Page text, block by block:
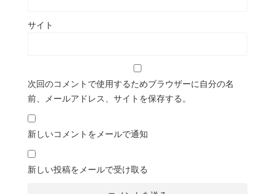
サイト
次回のコメントで使用するためブラウザーに自分の名
前、メールアドレス、サイトを保存する。
新しいコメントをメールで通知
新しい投稿をメールで受け取る